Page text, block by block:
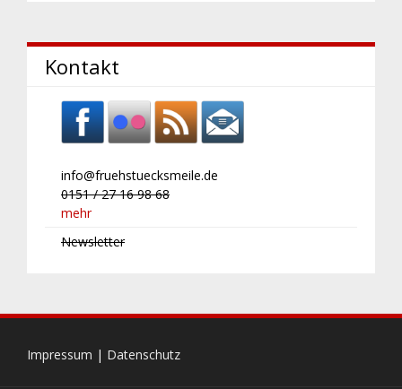
Kontakt
info@fruehstuecksmeile.de
0151 / 27 16 98 68
mehr
Newsletter
Impressum | Datenschutz